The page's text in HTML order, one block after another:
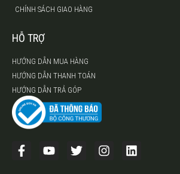
CHÍNH SÁCH GIAO HÀNG
HỖ TRỢ
HƯỚNG DẪN MUA HÀNG
HƯỚNG DẪN THANH TOÁN
HƯỚNG DẪN TRẢ GÓP